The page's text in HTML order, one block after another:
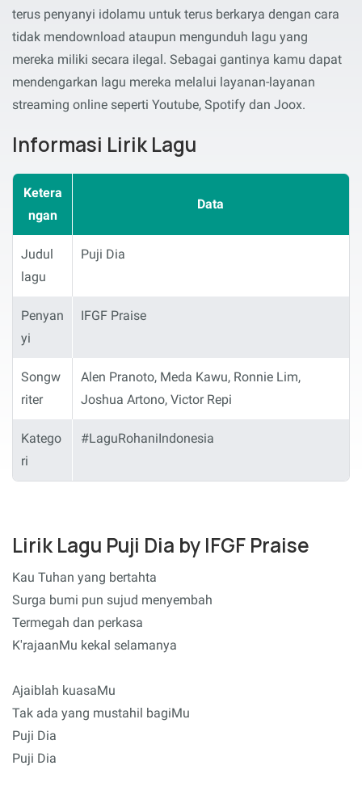
terus penyanyi idolamu untuk terus berkarya dengan cara
tidak mendownload ataupun mengunduh lagu yang
mereka miliki secara ilegal. Sebagai gantinya kamu dapat
mendengarkan lagu mereka melalui layanan-layanan
streaming online seperti Youtube, Spotify dan Joox.
Informasi Lirik Lagu
Ketera
ngan
Data
Judul
lagu
Puji Dia
Penyan
yi
IFGF Praise
Songw
riter
Alen Pranoto, Meda Kawu, Ronnie Lim,
Joshua Artono, Victor Repi
Katego
ri
#LaguRohaniIndonesia
Lirik Lagu Puji Dia by IFGF Praise
Kau Tuhan yang bertahta
Surga bumi pun sujud menyembah
Termegah dan perkasa
K'rajaanMu kekal selamanya
Ajaiblah kuasaMu
Tak ada yang mustahil bagiMu
Puji Dia
Puji Dia